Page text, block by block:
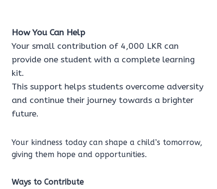
How You Can Help
Your small contribution of 4,000 LKR can
provide one student with a complete learning
kit.
This support helps students overcome adversity
and continue their journey towards a brighter
future.
Your kindness today can shape a child’s tomorrow,
giving them hope and opportunities.
Ways to Contribute